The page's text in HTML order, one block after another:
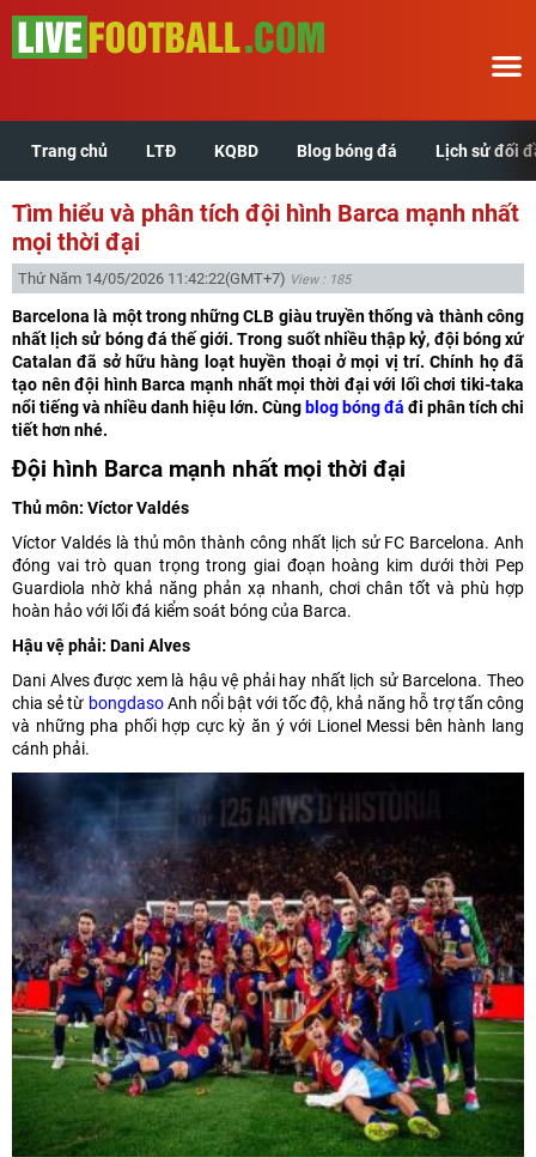
Trang chủ LTĐ KQBD Blog bóng đá Lịch sử đối
Tìm hiểu và phân tích đội hình Barca mạnh nhất
mọi thời đại
Thứ Năm 14/05/2026 11:42:22(GMT+7) View : 185
Barcelona là một trong những CLB giàu truyền thống và thành công
nhất lịch sử bóng đá thế giới. Trong suốt nhiều thập kỷ, đội bóng xứ
Catalan đã sở hữu hàng loạt huyền thoại ở mọi vị trí. Chính họ đã
tạo nên đội hình Barca mạnh nhất mọi thời đại với lối chơi tiki-taka
nổi tiếng và nhiều danh hiệu lớn. Cùng blog bóng đá đi phân tích chi
tiết hơn nhé.
Đội hình Barca mạnh nhất mọi thời đại
Thủ môn: Víctor Valdés
Víctor Valdés là thủ môn thành công nhất lịch sử FC Barcelona. Anh
đóng vai trò quan trọng trong giai đoạn hoàng kim dưới thời Pep
Guardiola nhờ khả năng phản xạ nhanh, chơi chân tốt và phù hợp
hoàn hảo với lối đá kiểm soát bóng của Barca.
Hậu vệ phải: Dani Alves
Dani Alves được xem là hậu vệ phải hay nhất lịch sử Barcelona. Theo
chia sẻ từ bongdasoAnh nổi bật với tốc độ, khả năng hỗ trợ tấn công
và những pha phối hợp cực kỳ ăn ý với Lionel Messi bên hành lang
cánh phải.
Trang chủ
LTĐ
KQBD
Blog bóng đá
Lịch sử đối đầu
Xem tuổi hợp